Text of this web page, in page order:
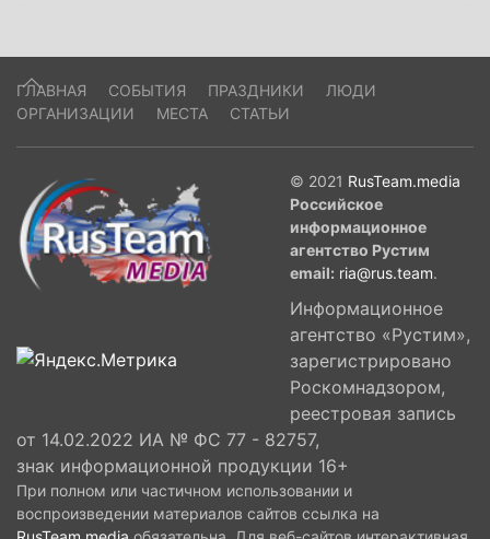
ГЛАВНАЯ СОБЫТИЯ ПРАЗДНИКИ
ЛЮДИ
ОРГАНИЗАЦИИ
МЕСТА СТАТЬИ
© 2021 RusTeam.media
Российское
информационное
агентство Рустим
email: ria@rus.team.
Информационное
агентство «Рустим»,
зарегистрировано
Роскомнадзором,
реестровая запись
от 14.02.2022 ИА № ФС 77 - 82757,
знак информационной продукции 16+
При полном или частичном использовании и
воспроизведении материалов сайтов ссылка на